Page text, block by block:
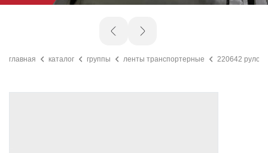
главная каталог группы ленты транспортерные 220642 рулон